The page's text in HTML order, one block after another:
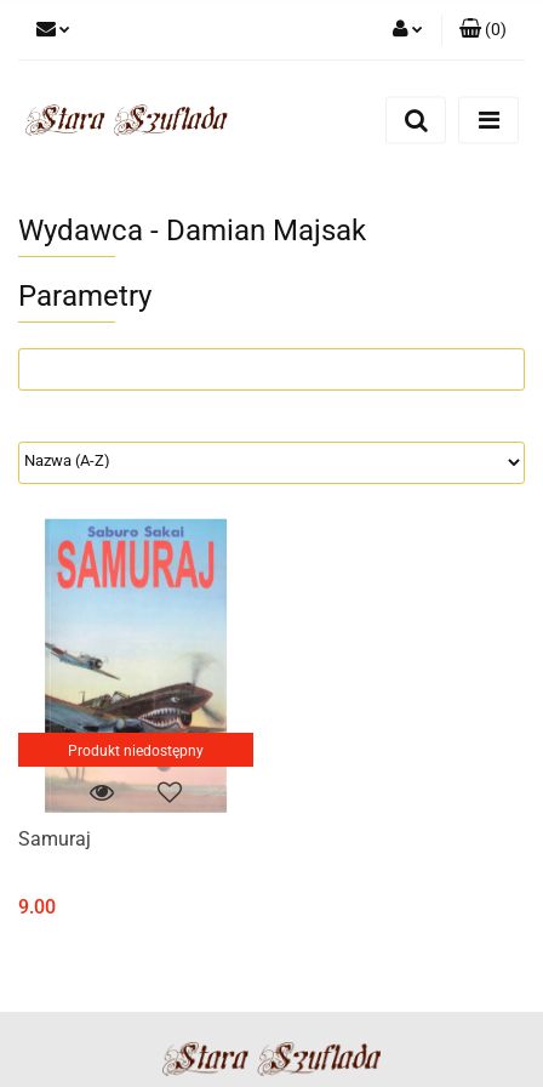
Zarejestruj się
(0)
Wydawca - Damian Majsak
Parametry
Produkt niedostępny
Samuraj
9.00